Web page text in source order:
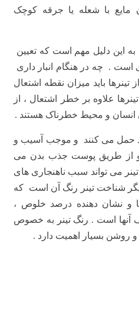
مایع با شعله یا جرقه کوچک
به این دلیل مهم است که تعیین
. چه در هنگام انبار داری
باید میزان نقطه اشتعال
علاوه بر خطر اشتعال ، از
و محیط خطرناک هستند .
حمل می کنند و موجب آسیب و
از طریق پوست جذب بدن می
می تواند سبب ناهنجاری های
شناخت تینر رنگ آن است که
و نشان دهنده درصد خلوص ،
آنها است . رنگ تینر به خصوص
روشن بسیار اهمیت دارد .